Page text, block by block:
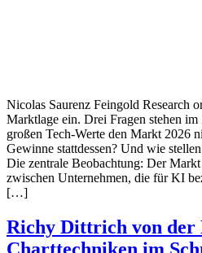
Nicolas Saurenz Feingold Research
Marktlage ein. Drei Fragen stehen
großen Tech-Werte den Markt 2026
Gewinne stattdessen? Und wie
Die zentrale Beobachtung: Der
zwischen Unternehmen, die für KI
[…]
Richy Dittrich von der
Charttechniken im